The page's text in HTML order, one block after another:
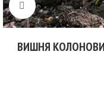
Click to enlarge
ВИШНЯ